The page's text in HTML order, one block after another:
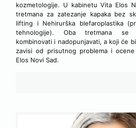
kozmetologije. U kabinetu Vita Elos
tretmana za zatezanje kapaka bez
lifting i Nehirurška blefaroplastika
tehnologije). Oba tretmana se
kombinovati i nadopunjavati, a koji će
zavisi od prisutnog problema i
Elos Novi Sad.